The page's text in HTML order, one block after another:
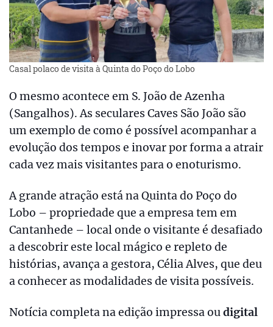
Casal polaco de visita à Quinta do Poço do Lobo
O mesmo acontece em S. João de Azenha
(Sangalhos). As seculares Caves São João são
um exemplo de como é possível acompanhar a
evolução dos tempos e inovar por forma a atrair
cada vez mais visitantes para o enoturismo.
A grande atração está na Quinta do Poço do
Lobo – propriedade que a empresa tem em
Cantanhede – local onde o visitante é desafiado
a descobrir este local mágico e repleto de
histórias, avança a gestora, Célia Alves, que deu
a conhecer as modalidades de visita possíveis.
Notícia completa na edição impressa oudigital